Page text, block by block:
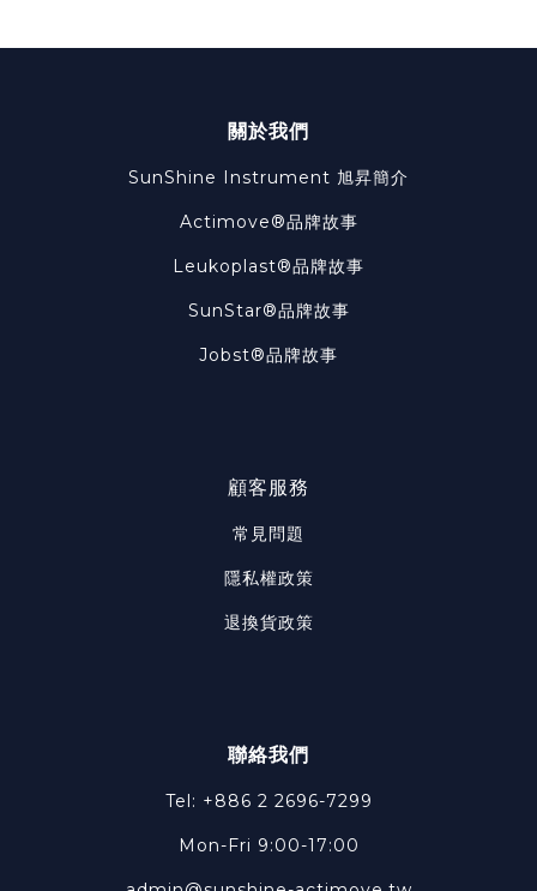
關於我們
SunShine Instrument 旭昇簡介
Actimove®品牌故事
Leukoplast®品牌故事
SunStar®品牌故事
Jobst®品牌故事
顧客服務
常見問題
隱私權政策
退換貨政策
聯絡我們
Tel: +886 2 2696-7299
Mon-Fri 9:00-17:00